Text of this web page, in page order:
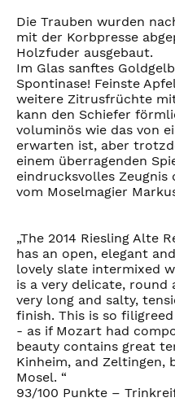
Die Trauben wurden
mit der Korbpresse
Holzfuder ausgebaut.
Im Glas sanftes
Spontinase! Feinste
weitere Zitrusfrüchte
kann den Schiefer
voluminös wie das von
erwarten ist, aber
einem überragenden
eindrucksvolles
vom Moselmagier
„The 2014 Riesling Alte
has an open, elegant
lovely slate intermixed
is a very delicate, round
very long and salty,
finish. This is so
- as if Mozart had
beauty contains great
Kinheim, and Zeltingen,
Mosel. “
93/100 Punkte –